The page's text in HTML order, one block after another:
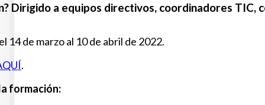
Dirigido a equipos directivos, coordinadores
14 de marzo al 10 de abril de 2022.
.
formación: